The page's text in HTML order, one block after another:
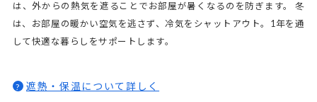
は、外からの熱気を遮ることでお部屋が暑くなるのを防ぎます。 冬
は、お部屋の暖かい空気を逃さず、冷気をシャットアウト。1年を通
して快適な暮らしをサポートします。
? 遮熱・保温について詳しく